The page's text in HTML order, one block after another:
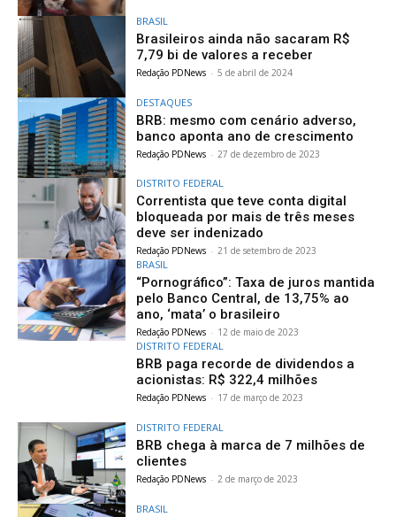
BRASIL
Brasileiros ainda não sacaram R$
7,79 bi de valores a receber
Redação PDNews - 5 de abril de 2024
DESTAQUES
BRB: mesmo com cenário adverso,
banco aponta ano de crescimento
Redação PDNews - 27 de dezembro de 2023
DISTRITO FEDERAL
Correntista que teve conta digital
bloqueada por mais de três meses
deve ser indenizado
Redação PDNews - 21 de setembro de 2023
BRASIL
“Pornográfico”: Taxa de juros mantida
pelo Banco Central, de 13,75% ao
ano, ‘mata’ o brasileiro
Redação PDNews - 12 de maio de 2023
DISTRITO FEDERAL
BRB paga recorde de dividendos a
acionistas: R$ 322,4 milhões
Redação PDNews - 17 de março de 2023
DISTRITO FEDERAL
BRB chega à marca de 7 milhões de
clientes
Redação PDNews - 2 de março de 2023
BRASIL